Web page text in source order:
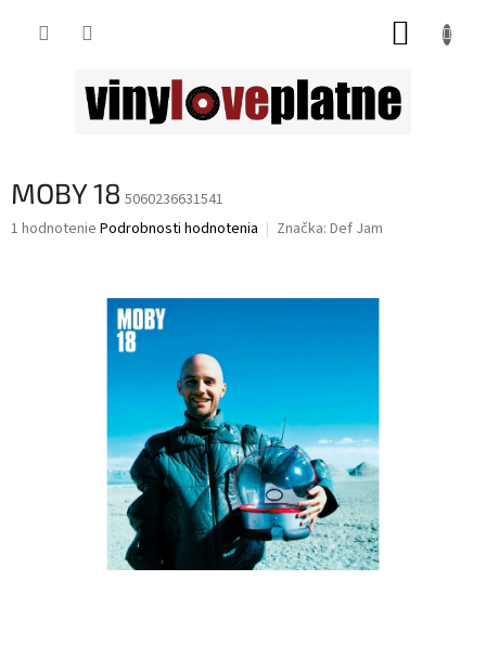
MOBY 18 5060236631541
Priemerné
1 hodnotenie Podrobnosti hodnotenia Značka: Def Jam